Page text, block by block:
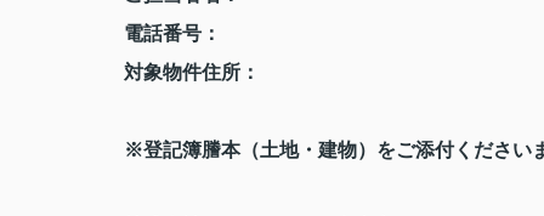
電話番号：
対象物件住所：
※登記簿謄本（土地・建物）をご添付ください